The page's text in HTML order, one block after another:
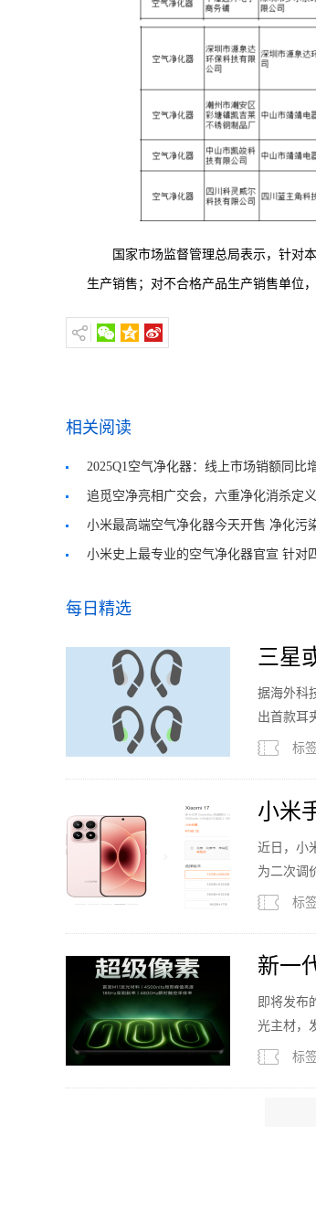
国家市场监督管理总局表示，针对
生产销售；对不合格产品生产销售单位
相关阅读
2025Q1空气净化器：线上市场销额同比
追觅空净亮相广交会，六重净化消杀定
小米最高端空气净化器今天开售 净化污
小米史上最专业的空气净化器官宣 针对
每日精选
三星
据海外科
出首款耳
标
小米
近日，小
为二次调
标
新一
即将发布
光主材，
标
国
2026年